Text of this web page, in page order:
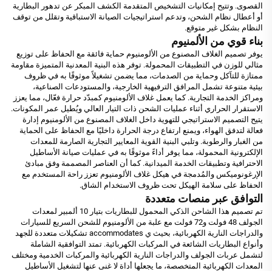
القصوى. وتتيح إمكانيات التشخيص المتقدمة الكشف المبكر عن تدهور البطارية
أو أعطال نظام الشحن، وتدعم استراتيجيات الصيانة الاستباقية وتقلل من توقف
النظام بشكل غير متوقع.
بناء قوي من الألمنيوم
يوفر تصميم الغلاف المصنوع من الألومنيوم حماية فائقة مع الحفاظ على توزيع
مثالي للوزن في التطبيقات المحمولة. توفر هذه البنية المعدنية المتميزة مقاومة
ممتازة للتآكل وحماية من الصدمات، مما يضمن تشغيلاً موثوقًا به في ظروف
بيئية متنوعة تشمل المرافق الترفيهية الخارجية، والمستودعات الصناعية،
ومراكز الخدمة التجارية. كما يعمل غلاف الألومنيوم كمبدّد حرارة فعّال، مما يعزز
الاستقرار الحراري أثناء عمليات الشحن ذات التيار العالي ويُطيل عمر المكونات.
يتيح التصميم الاستراتيجي للتهوية داخل الغلاف المصنوع من الألومنيوم إدارة
فعالة لتدفق الهواء، ويمنع ارتفاع درجة الحرارة داخليًا مع الحفاظ على الحماية
من الغبار والرطوبة. وتلبي البنية القوية المعايير التجارية الصارمة للمعدات
الإلكترونية المحمولة، مما يوفر أداءً موثوقًا به في عمليات صيانة الأساطيل
الاحترافية وتطبيقات الخدمة الميدانية. كما أن العناصر المصممة وفق مبادئ
الإرغونوميكس والمُدمجة في هيكل غلاف الألومنيوم تعزز راحة المستخدم مع
الحفاظ على سلامة الهيكل تحت ظروف الاستخدام الشاق.
التوافق عبر منصات متعددة
تم تصميم هذا الشاحن الذكي المحمول للبطاريات بتيار 10 ألمبير لمعدات
الجولف 48 فولت و72 فولت مع علبة من الألومنيوم للشحن السريع للسيارات
والدراجات النارية الكهربائية، بحيث ي accommodates تشكيلات متعددة للجهد
وأنواع البطاريات الشائعة في المركبات الكهربائية. تمتد التوافقية الشاملة
لتشمل عربات الجولف والدراجات النارية الكهربائية والمركبات الخدمية ومختلف
المعدات الكهربائية المتخصصة، ما يجعلها أداة لا غنى عنها لتشغيل الأساطيل